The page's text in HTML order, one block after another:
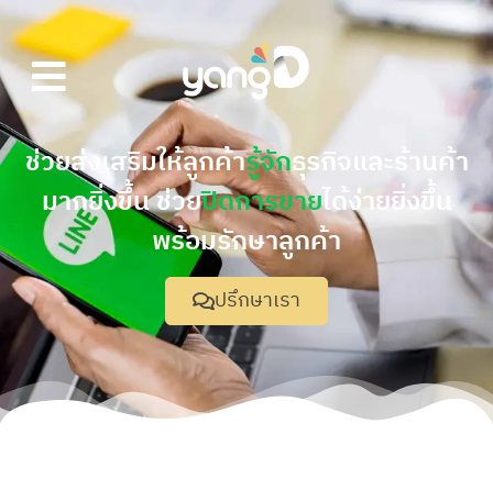
ช่วยส่งเสริมให้ลูกค้ารู้จักธุรกิจและร้านค้า
มากยิ่งขึ้น ช่วยปิดการขายได้ง่ายยิ่งขึ้น
พร้อมรักษาลูกค้า
ปรึกษาเรา